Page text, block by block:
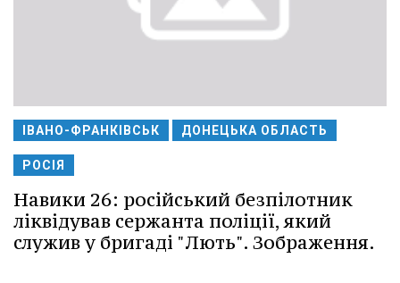
ІВАНО-ФРАНКІВСЬК ДОНЕЦЬКА ОБЛАСТЬ
РОСІЯ
Навики 26: російський безпілотник
ліквідував сержанта поліції, який
служив у бригаді "Лють". Зображення.